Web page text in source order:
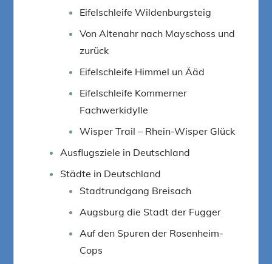
Eifelschleife Wildenburgsteig
Von Altenahr nach Mayschoss und
zurück
Eifelschleife Himmel un Ääd
Eifelschleife Kommerner
Fachwerkidylle
Wisper Trail – Rhein-Wisper Glück
Ausflugsziele in Deutschland
Städte in Deutschland
Stadtrundgang Breisach
Augsburg die Stadt der Fugger
Auf den Spuren der Rosenheim-
Cops